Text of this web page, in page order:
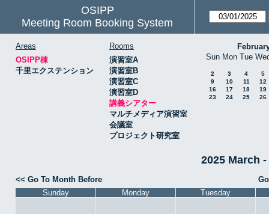
OSIPP
Meeting Room Booking System
Areas
OSIPP棟
千里エクステンション
Rooms
演習室A
演習室B
演習室C
演習室D
講義シアター
マルチメディア演習室
会議室
プロジェクト研究室
Sun Mon Tue
2 3 4
5
9
10 11
12
16
17 18
19
23
24 25 26
2025 March -
<< Go To Month Before
Sunday
Monday Tuesday